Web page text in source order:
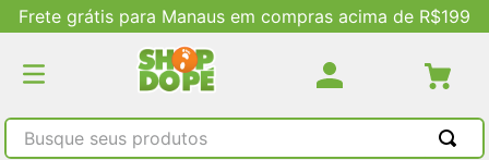
Descontos Exclusivos no Site
Busque seus produtos